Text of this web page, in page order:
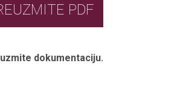
PDF
dokumentaciju.